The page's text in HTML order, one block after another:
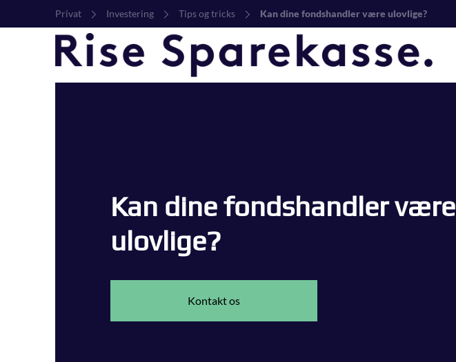
Privat Investering Tips og tricks Kan dine fondshandler være ulovlige?
Kan dine fondshandler være
ulovlige?
Kontakt os